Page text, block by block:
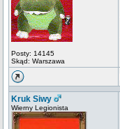
Posty: 14145
Skąd: Warszawa
Kruk Siwy
Wierny Legionista